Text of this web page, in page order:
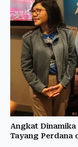
Angkat Dinamika
Tayang Perdana